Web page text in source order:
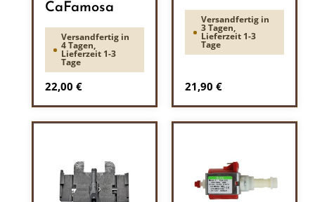
CaFamosa
Versandfertig in
4 Tagen,
Lieferzeit 1-3
Tage
Regulärer Preis:
22,00 €
Versandfertig in
3 Tagen,
Lieferzeit 1-3
Tage
Regulärer Preis:
21,90 €